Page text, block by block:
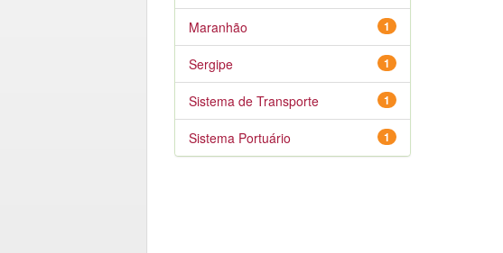
1
Maranhão
1
Sergipe
1
Sistema de Transporte
1
Sistema Portuário